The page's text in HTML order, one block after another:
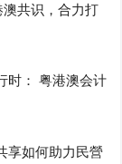
澳共识，合力打
时： 粤港澳会计
享如何助力民營